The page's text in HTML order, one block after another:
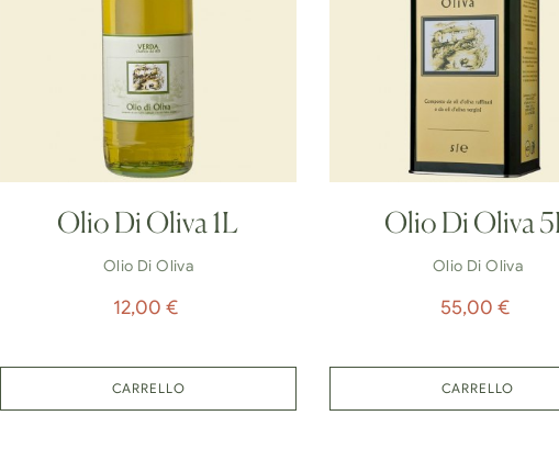
Olio Di Oliva 1L
Olio Di Oliva
Prezzo
12,00 €
CARRELLO
Olio Di Oliva
Olio Di Oliva
Prezzo
55,00 €
CARRELLO